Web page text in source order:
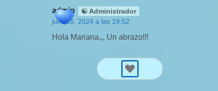
admin
☯ Administrador
julio 16, 2024 a las 19:52
Hola Mariana,,, Un abrazo!!!